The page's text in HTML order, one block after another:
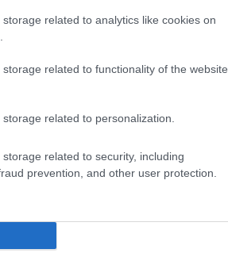
related to analytics like cookies on
related to functionality of the website
related to personalization.
related to security, including
prevention, and other user protection.